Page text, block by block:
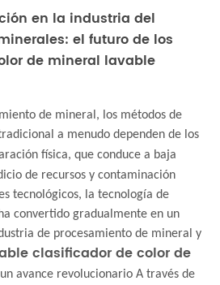
en la industria del
el futuro de los
de mineral lavable
de mineral, los métodos de
a menudo dependen de los
física, que conduce a baja
de recursos y contaminación
tecnológicos, la tecnología de
convertido gradualmente en un
de procesamiento de mineral y
clasificador de color de
avance revolucionario A través de